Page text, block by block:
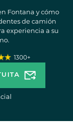
Fontana y cómo
de camión
experiencia a su
1300+